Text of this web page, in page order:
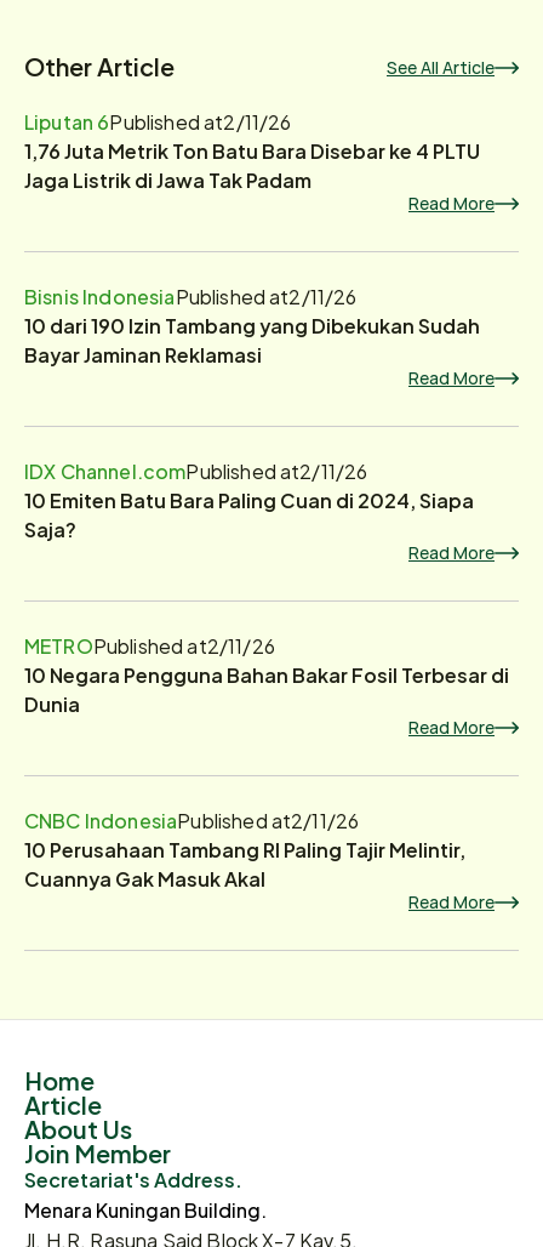
Other Article See All Article
Liputan 6Published at2/11/26
1,76 Juta Metrik Ton Batu Bara Disebar ke 4 PLTU
Jaga Listrik di Jawa Tak Padam
Read More
Bisnis IndonesiaPublished at2/11/26
10 dari 190 Izin Tambang yang Dibekukan Sudah
Bayar Jaminan Reklamasi
Read More
IDX Channel.comPublished at2/11/26
10 Emiten Batu Bara Paling Cuan di 2024, Siapa
Saja?
Read More
METROPublished at2/11/26
10 Negara Pengguna Bahan Bakar Fosil Terbesar di
Dunia
Read More
CNBC IndonesiaPublished at2/11/26
10 Perusahaan Tambang RI Paling Tajir Melintir,
Cuannya Gak Masuk Akal
Read More
Home
Article
About Us
Join Member
Secretariat's Address.
Menara Kuningan Building.
Jl. H.R. Rasuna Said Block X-7 Kav.5,